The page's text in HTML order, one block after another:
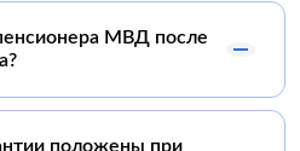
МВД после
положены при